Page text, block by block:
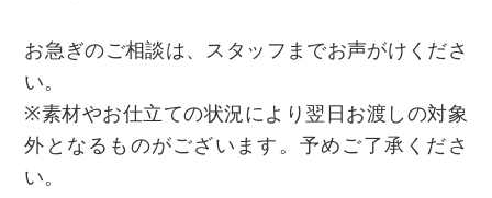
お急ぎのご相談は、スタッフまでお声がけくださ
い。
※素材やお仕立ての状況により翌日お渡しの対象
外となるものがございます。予めご了承くださ
い。